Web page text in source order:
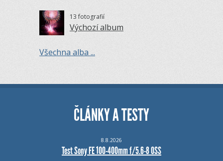
13 fotografií
Výchozí album
Všechna alba ...
ČLÁNKY A TESTY
8.8.2026
Test Sony FE 100-400mm f/5.6-8 OSS